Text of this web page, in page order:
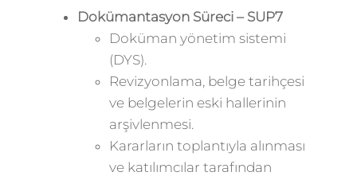
Dokümantasyon Süreci – SUP7
Doküman yönetim sistemi
(DYS).
Revizyonlama, belge tarihçesi
ve belgelerin eski hallerinin
arşivlenmesi.
Kararların toplantıyla alınması
ve katılımcılar tarafından